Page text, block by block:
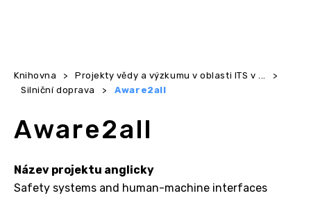
Knihovna > Projekty vědy a výzkumu v oblasti ITS v ...
>
Silniční doprava
> Aware2all
Aware2all
Název projektu anglicky
Safety systems and human-machine interfaces